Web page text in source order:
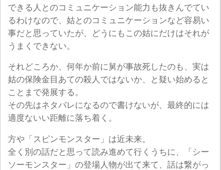
できる人とのコミュニケーション能力も抜きんでてい
るわけなので、姑とのコミュニケーションなど容易い
事だと思っていたが、どうにもこの姑にだけはそれが
うまくできない。
それどころか、何年か前に舅が事故死したのも、実は
姑の保険金目あての殺人ではないか、と疑い始めると
ことまで発展する。
その先はネタバレになるので書けないが、最終的には
適度ないい距離に落ち着く。
方や「スピンモンスター」は近未来。
全く別の話だと思って読み進めて行くうちに、「シー
ソーモンスター」の登場人物が出て来て、話は繋がっ